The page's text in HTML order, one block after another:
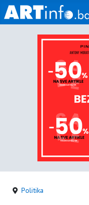
Početna
Vijesti
Kultura
Crna
kronika
Politika
Politika